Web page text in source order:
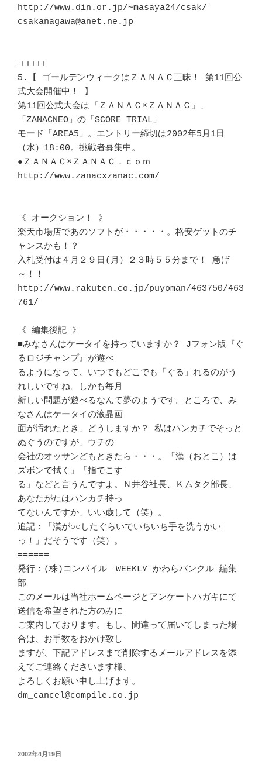
http://www.din.or.jp/~masaya24/csak/
csakanagawa@anet.ne.jp
□□□□□
5.【 ゴールデンウィークはＺＡＮＡＣ三昧！ 第11回公
式大会開催中！ 】
第11回公式大会は『ＺＡＮＡＣ×ＺＡＮＡＣ』、
「ZANACNEO」の「SCORE TRIAL」
モード「AREA5」。エントリー締切は2002年5月1日
（水）18:00。挑戦者募集中。
●ＺＡＮＡＣ×ＺＡＮＡＣ．ｃｏｍ
http://www.zanacxzanac.com/
《 オークション！ 》
楽天市場店であのソフトが・・・・・。格安ゲットのチ
ャンスかも！？
入札受付は４月２９日(月）２３時５５分まで！ 急げ
～！！
http://www.rakuten.co.jp/puyoman/463750/463
761/
《 編集後記 》
■みなさんはケータイを持っていますか？ Jフォン版『ぐ
るロジチャンプ』が遊べ
るようになって、いつでもどこでも「ぐる」れるのがう
れしいですね。しかも毎月
新しい問題が遊べるなんて夢のようです。ところで、み
なさんはケータイの液晶画
面が汚れたとき、どうしますか？ 私はハンカチでそっと
ぬぐうのですが、ウチの
会社のオッサンどもときたら・・・。「漢（おとこ）は
ズボンで拭く」「指でこす
る」などと言うんですよ。Ｎ井谷社長、Ｋムタク部長、
あなたがたはハンカチ持っ
てないんですか、いい歳して（笑）。
追記：「漢が○○したぐらいでいちいち手を洗うかい
っ！」だそうです（笑）。
======
発行：(株)コンパイル　WEEKLY かわらバンクル 編集
部
このメールは当社ホームページとアンケートハガキにて
送信を希望された方のみに
ご案内しております。もし、間違って届いてしまった場
合は、お手数をおかけ致し
ますが、下記アドレスまで削除するメールアドレスを添
えてご連絡くださいます様、
よろしくお願い申し上げます。
dm_cancel@compile.co.jp
投
2002年4月19日